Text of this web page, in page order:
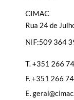
CIMAC
Rua 24 de
NIF:509 364
T.+351 266
F.+351 266
E.